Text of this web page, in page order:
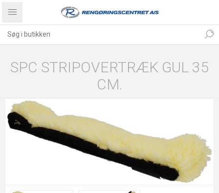
SPC STRIPOVERTRÆK GUL 35
CM.